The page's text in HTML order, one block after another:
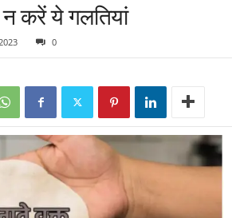
न करें ये गलतियां
0